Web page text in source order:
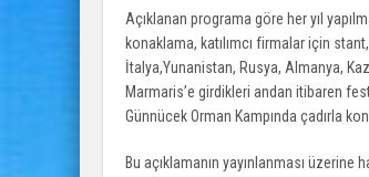
Açıklanan programa göre her yıl
konaklama, katılımcı firmalar için
İtalya,Yunanistan, Rusya, Almanya,
Marmaris’e girdikleri andan itibaren
Günnücek Orman Kampında çadırla
Bu açıklamanın yayınlanması üzerine